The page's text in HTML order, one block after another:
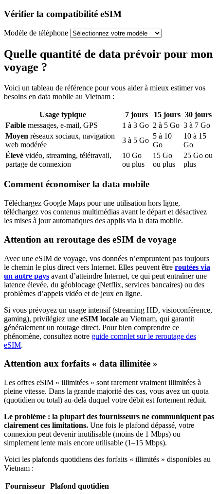
Vérifier la compatibilité eSIM
Modèle de téléphone
Quelle quantité de data prévoir pour mon
voyage ?
Voici un tableau de référence pour vous aider à mieux estimer vos
besoins en data mobile au Vietnam :
Usage typique 7 jours 15 jours 30jours
Faible messages, e-mail, GPS 1 à 3 Go 2 à 5 Go 3 à 7 Go
Moyen réseaux sociaux, navigation
web modérée
3 à 5 Go
5 à 10
Go
10 à 15
Go
Élevé vidéo, streaming, télétravail,
partage de connexion
10 Go
ou plus
15 Go
ou plus
25 Go ou
plus
Comment économiser la data mobile
Téléchargez Google Maps pour une utilisation hors ligne,
téléchargez vos contenus multimédias avant le départ et désactivez
les mises à jour automatiques des applis via la data mobile.
Attention au reroutage des eSIM de voyage
Avec une eSIM de voyage, vos données n’empruntent pas toujours
le chemin le plus direct vers Internet. Elles peuvent être routées via
un autre pays avant d’atteindre Internet, ce qui peut entraîner une
latence élevée, du géoblocage (Netflix, services bancaires) ou des
problèmes d’appels vidéo et de jeux en ligne.
Si vous prévoyez un usage intensif (streaming HD, visioconférence,
gaming), privilégiez une eSIM locale au Vietnam, qui garantit
généralement un routage direct. Pour bien comprendre ce
phénomène, consultez notre guide complet sur le reroutage des
eSIM.
Attention aux forfaits « data illimitée »
Les offres eSIM « illimitées » sont rarement vraiment illimitées à
pleine vitesse. Dans la grande majorité des cas, vous avez un quota
(quotidien ou total) au-delà duquel votre débit est fortement réduit.
Le problème : la plupart des fournisseurs ne communiquent pas
clairement ces limitations. Une fois le plafond dépassé, votre
connexion peut devenir inutilisable (moins de 1 Mbps) ou
simplement lente mais encore utilisable (1–15 Mbps).
Voici les plafonds quotidiens des forfaits « illimités » disponibles au
Vietnam :
Fournisseur Plafond quotidien